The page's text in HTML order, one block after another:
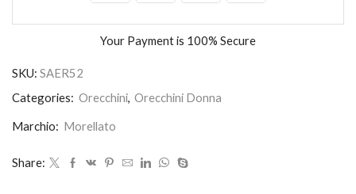
Your Payment is 100% Secure
SKU: SAER52
Categories: Orecchini, Orecchini Donna
Marchio: Morellato
Share: